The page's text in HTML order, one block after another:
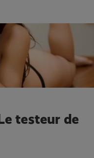
testeur de